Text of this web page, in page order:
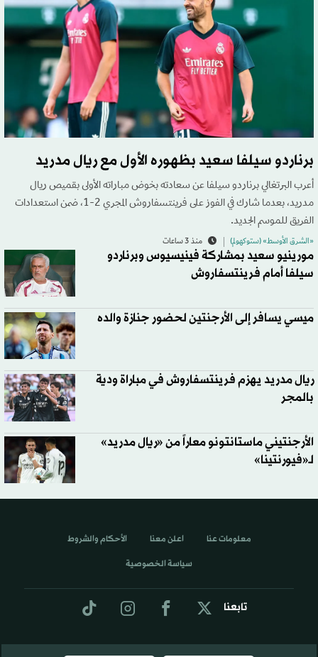
برناردو سيلفا سعيد بظهوره الأول مع ريال مدريد
أعرب البرتغالي برناردو سيلفا عن سعادته بخوض مباراته الأولى بقميص ريال
مدريد، بعدما شارك في الفوز على فرينتسفاروش المجري 2-1، ضمن استعدادات
الفريق للموسم الجديد.
«الشرق الأوسط» (ستوكهولم) منذ 3 ساعات
مورينيو سعيد بمشاركة فينيسيوس وبرناردو
سيلفا أمام فرينتسفاروش
ميسي يسافر إلى الأرجنتين لحضور جنازة والده
ريال مدريد يهزم فرينتسفاروش في مباراة ودية
بالمجر
الأرجنتيني ماستانتونو معاراً من «ريال مدريد»
لـ«فيورنتينا»
تابعنا
معلومات عنا اعلن معنا الأحكام والشروط
سياسة الخصوصية